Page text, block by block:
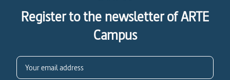
Register to the newsletter of ARTE
Campus